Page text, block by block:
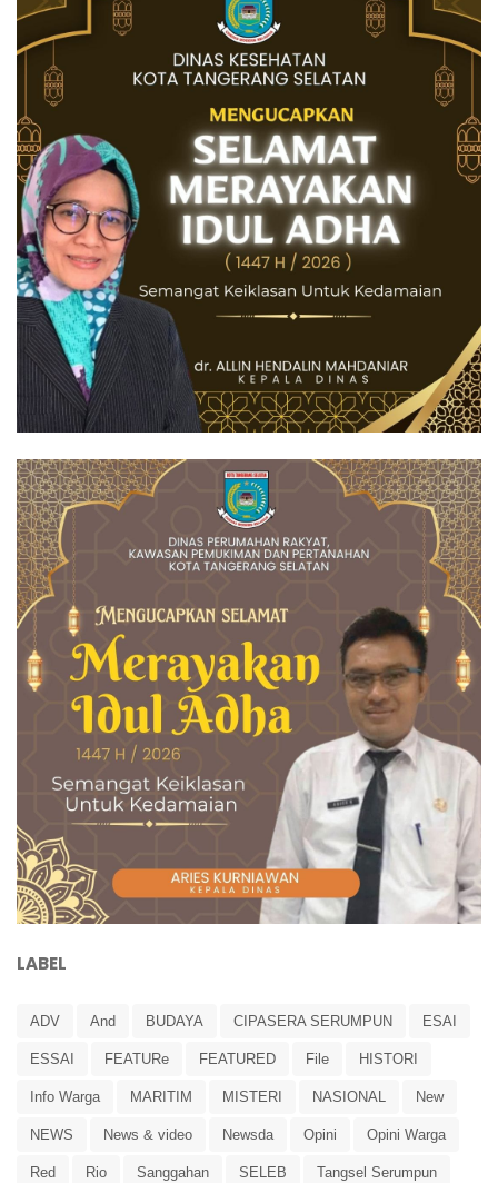
LABEL
ADV And BUDAYA CIPASERA SERUMPUN ESAI
ESSAI FEATURe FEATURED File HISTORI
Info Warga MARITIM MISTERI NASIONAL New
NEWS News & video Newsda Opini Opini Warga
Red Rio Sanggahan SELEB Tangsel Serumpun